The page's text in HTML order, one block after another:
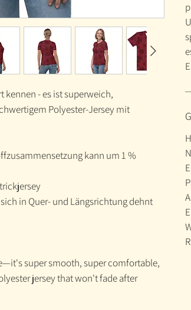
kennen - es ist superweich,
Polyester-Jersey mit
kann um 1 %
in Quer- und Längsrichtung dehnt
super smooth, super comfortable,
jersey that won't fade after